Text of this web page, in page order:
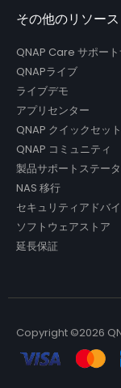
その他のリソース
QNAP Care サポート
QNAPライブ
ライブデモ
アプリセンター
QNAP クイックセッ
QNAP コミュニティ
製品サポートステー
NAS 移行
セキュリティアドバ
ソフトウェアストア
延長保証
Copyright ©2026